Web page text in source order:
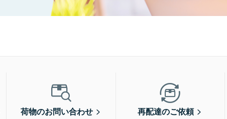
荷物のお問い合わせ 再配達のご依頼